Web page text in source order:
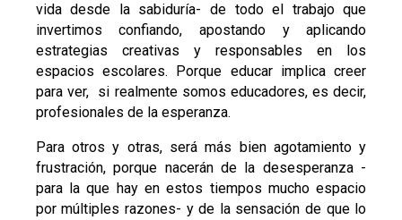
vida desde la sabiduría- de todo el trabajo que
invertimos confiando, apostando y aplicando
estrategias creativas y responsables en los
espacios escolares. Porque educar implica creer
para ver, si realmente somos educadores, es decir,
profesionales de la esperanza.
Para otros y otras, será más bien agotamiento y
frustración, porque nacerán de la desesperanza -
para la que hay en estos tiempos mucho espacio
por múltiples razones- y de la sensación de que lo